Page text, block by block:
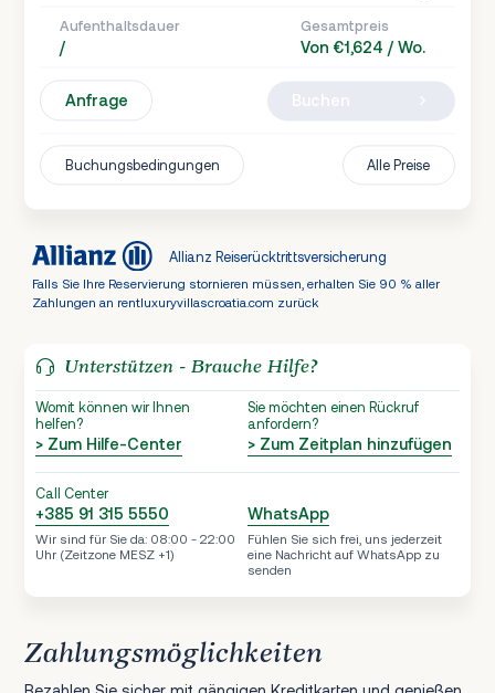
Aufenthaltsdauer
/
Gesamtpreis
Von €1,624 / Wo.
Anfrage
Buchungsbedingungen Alle Preise
Allianz Reiserücktrittsversicherung
Falls Sie Ihre Reservierung stornieren müssen, erhalten Sie 90 % aller
Zahlungen an rentluxuryvillascroatia.com zurück
Unterstützen - Brauche Hilfe?
Womit können wir Ihnen
helfen?
> Zum Hilfe-Center
Sie möchten einen Rückruf
anfordern?
> Zum Zeitplan hinzufügen
Call Center
+385 91 315 5550
Wir sind für Sie da: 08:00 - 22:00
Uhr (Zeitzone MESZ +1)
WhatsApp
Fühlen Sie sich frei, uns jederzeit
eine Nachricht auf WhatsApp zu
senden
Zahlungsmöglichkeiten